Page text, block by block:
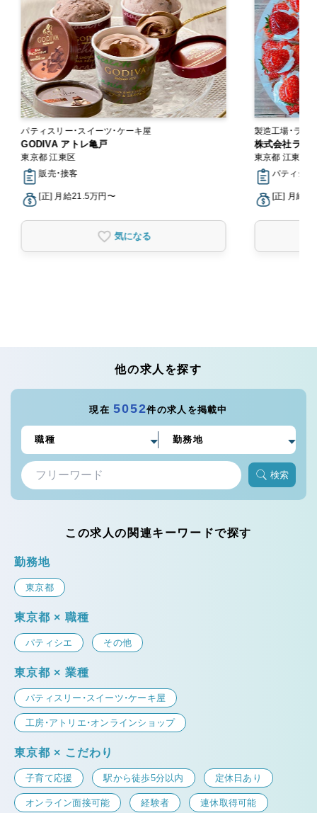
パティスリー・スイーツ・ケーキ屋
GODIVA アトレ亀戸
東京都 江東区
販売・接客
[正] 月給21.5万円〜
気になる
株式会社ラン
東京都 江東区
パティシエ
[正] 月給
他の求人を探す
現在5052件の求人を掲載中
検索
この求人の関連キーワードで探す
勤務地
東京都
東京都 × 職種
パティシエ その他
東京都 × 業種
パティスリー・スイーツ・ケーキ屋
工房・アトリエ・オンラインショップ
東京都 × こだわり
子育て応援 駅から徒歩5分以内 定休日あり
オンライン面接可能 経験者 連休取得可能